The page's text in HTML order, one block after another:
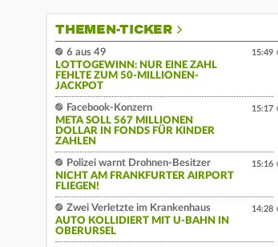
THEMEN-TICKER
6 aus 49
LOTTOGEWINN: NUR EINE ZAHL
FEHLTE ZUM 50-MILLIONEN-
JACKPOT
15:49
Facebook-Konzern
META SOLL 567 MILLIONEN
DOLLAR IN FONDS FÜR KINDER
ZAHLEN
15:17
Polizei warnt Drohnen-Besitzer
NICHT AM FRANKFURTER AIRPORT
FLIEGEN!
15:16
Zwei Verletzte im Krankenhaus
AUTO KOLLIDIERT MIT U-BAHN IN
OBERURSEL
14:28